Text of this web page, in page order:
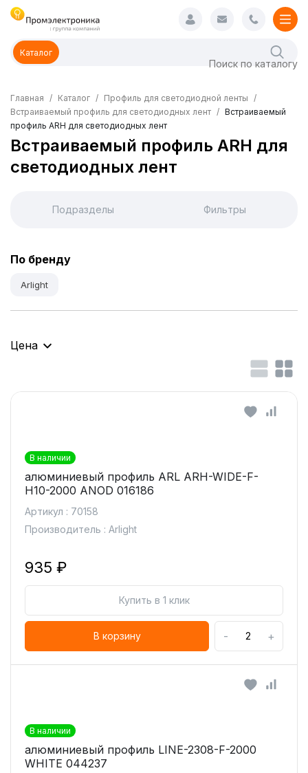
Каталог
Главная Каталог
Профиль для светодиодной ленты
Встраиваемый профиль для светодиодных лент
Встраиваемый
профиль ARH для светодиодных лент
Встраиваемый профиль ARH для
светодиодных лент
Подразделы Фильтры
По бренду
Arlight
Цена
В наличии
алюминиевый профиль ARL ARH-WIDE-F-
H10-2000 ANOD 016186
Артикул : 70158
Производитель : Arlight
935 ₽
Купить в 1 клик
В корзину - +
В наличии
алюминиевый профиль LINE-2308-F-2000
WHITE 044237